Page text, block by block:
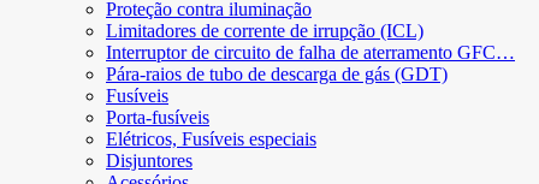
Proteção contra iluminação
Limitadores de corrente de irrupção (ICL)
Interruptor de circuito de falha de aterramento GFC…
Pára-raios de tubo de descarga de gás (GDT)
Fusíveis
Porta-fusíveis
Elétricos, Fusíveis especiais
Disjuntores